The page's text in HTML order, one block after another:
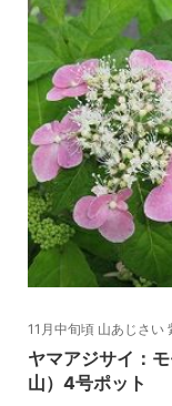
11月中旬頃 山あじさい
ヤマアジサイ：
山）4号ポット